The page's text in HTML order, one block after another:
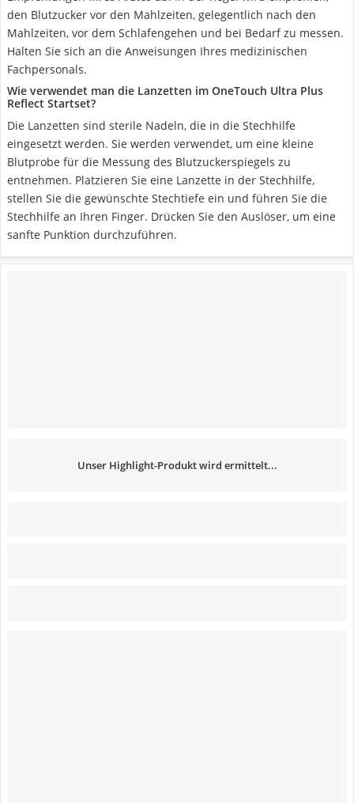
den Blutzucker vor den Mahlzeiten, gelegentlich nach den
Mahlzeiten, vor dem Schlafengehen und bei Bedarf zu messen.
Halten Sie sich an die Anweisungen Ihres medizinischen
Fachpersonals.
Wie verwendet man die Lanzetten im OneTouch Ultra Plus
Reflect Startset?
Die Lanzetten sind sterile Nadeln, die in die Stechhilfe
eingesetzt werden. Sie werden verwendet, um eine kleine
Blutprobe für die Messung des Blutzuckerspiegels zu
entnehmen. Platzieren Sie eine Lanzette in der Stechhilfe,
stellen Sie die gewünschte Stechtiefe ein und führen Sie die
Stechhilfe an Ihren Finger. Drücken Sie den Auslöser, um eine
sanfte Punktion durchzuführen.
Unser Highlight-Produkt wird ermittelt...